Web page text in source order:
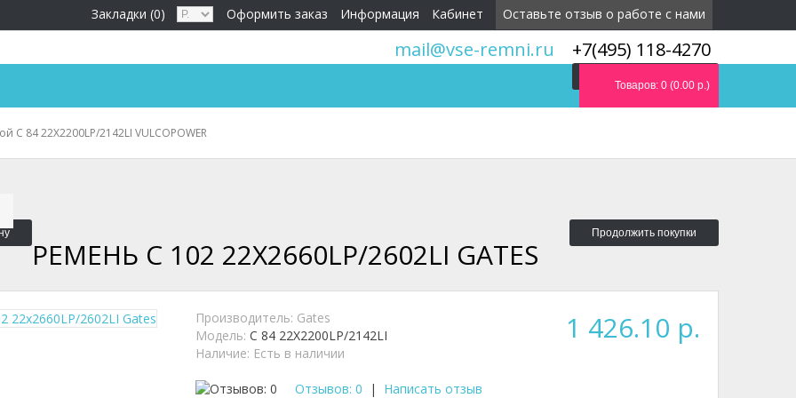
Оставьте отзыв о работе с нами
Кабинет
Информация
Оформить заказ
Закладки (0)
+7(495) 118-4270
mail@vse-remni.ru
Товаров: 0 (0.00 р.)
C 84 22X2200LP/2142LI VULCOPOWER
Продолжить покупки
РЕМЕНЬ C 102 22X2660LP/2602LI GATES
1 426.10 р.
Производитель: Gates
Модель: C 84 22X2200LP/2142LI
Наличие: Есть в наличии
Отзывов: 0 | Написать отзыв